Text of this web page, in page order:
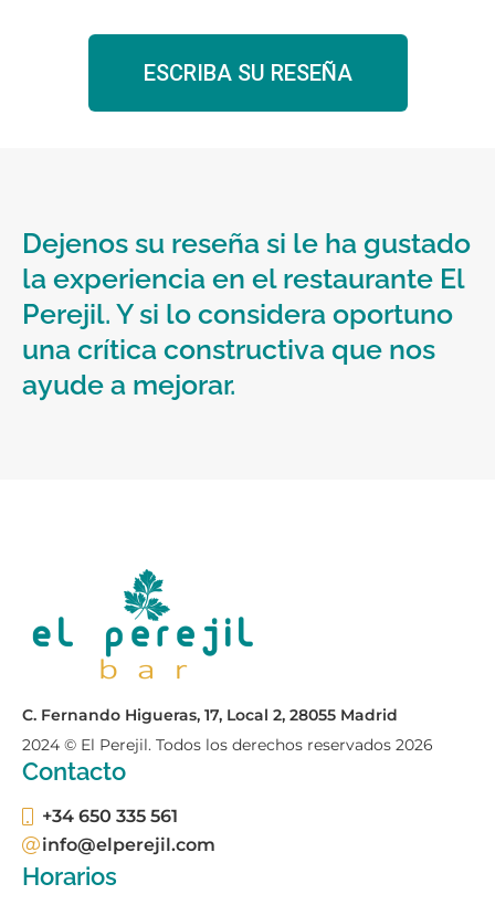
ESCRIBA SU RESEÑA
Dejenos su reseña si le ha gustado
la experiencia en el restaurante El
Perejil. Y si lo considera oportuno
una crítica constructiva que nos
ayude a mejorar.
C. Fernando Higueras, 17, Local 2, 28055 Madrid
2024 © El Perejil. Todos los derechos reservados 2026
Contacto
+34 650 335 561
info@elperejil.com
Horarios